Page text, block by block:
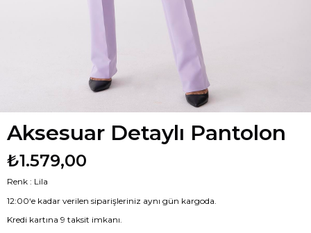
Aksesuar Detaylı Pantolon
₺1.579,00
Renk : Lila
12:00‘e kadar verilen siparişleriniz aynı gün kargoda.
Kredi kartına 9 taksit imkanı.